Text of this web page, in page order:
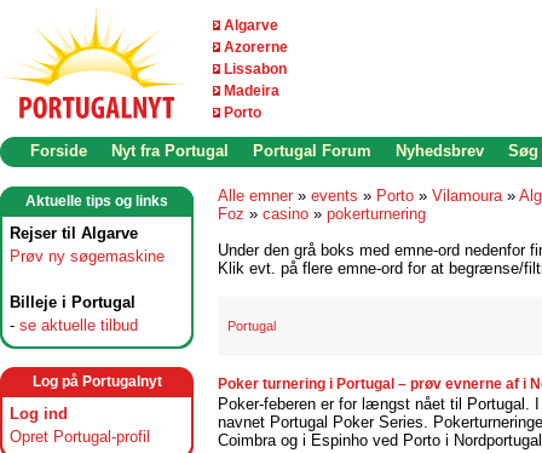
Algarve
Azorerne
Lissabon
Madeira
Porto
Forside Nyt fra Portugal Portugal Forum Nyhedsbrev Søg
Aktuelle tips og links
Rejser til Algarve
Prøv ny søgemaskine
Billeje i Portugal
- se aktuelle tilbud
Log på Portugalnyt
Log ind
Opret Portugal-profil
Alle emner » events » Porto » Vilamoura»
Foz » casino » pokerturnering
Under den grå boks med emne-ord nedenfor
Klik evt. på flere emne-ord for at begrænse/
Portugal
Poker turnering i Portugal – prøv evnerne af i
Poker-feberen er for længst nået til Portugal.
navnet Portugal Poker Series.
Coimbra og i Espinho ved Porto i